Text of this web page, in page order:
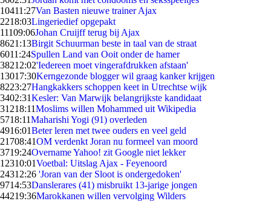
10411:27Van Basten nieuwe trainer Ajax
2218:03Lingeriedief opgepakt
11109:06Johan Cruijff terug bij Ajax
8621:13Birgit Schuurman beste in taal van de straat
6011:24Spullen Land van Ooit onder de hamer
38212:02'Iedereen moet vingerafdrukken afstaan'
13017:30Kerngezonde blogger wil graag kanker krijgen
8223:27Hangkakkers schoppen keet in Utrechtse wijk
3402:31Kesler: Van Marwijk belangrijkste kandidaat
31218:11Moslims willen Mohammed uit Wikipedia
5718:11Maharishi Yogi (91) overleden
4916:01Beter leren met twee ouders en veel geld
21708:41OM verdenkt Joran nu formeel van moord
3719:24Overname Yahoo! zit Google niet lekker
12310:01Voetbal: Uitslag Ajax - Feyenoord
24312:26 'Joran van der Sloot is ondergedoken'
9714:53Danslerares (41) misbruikt 13-jarige jongen
44219:36Marokkanen willen vervolging Wilders